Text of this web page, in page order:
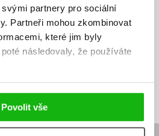
partnery pro sociální
Partneři mohou zkombinovat
které jim byly
následovaly, že používáte
Povolit vše
první!
vychází, na jaké zboží je výhodná
Přihlášením k odběru našich e-
se zpracováním osobních údajů.
Přihlásit se